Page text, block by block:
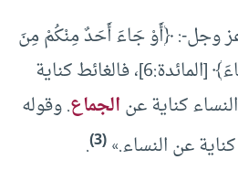
وجل-: ﴿أَوْ جَاءَ أَحَدٌ مِنْكُمْ مِنَ
الْغَائِطِ أَوْ لَامَسْتُمُ النِّسَاءَ﴾ [المائدة:6]، فالغائط كناية
كناية عنالجماع. وقوله
عن النساء.» (3)
.